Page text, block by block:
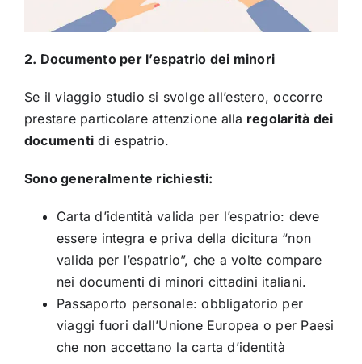
2. Documento per l’espatrio dei minori
Se il viaggio studio si svolge all’estero, occorre
prestare particolare attenzione alla regolarità dei
documenti di espatrio.
Sono generalmente richiesti:
Carta d’identità valida per l’espatrio: deve
essere integra e priva della dicitura “non
valida per l’espatrio”, che a volte compare
nei documenti di minori cittadini italiani.
Passaporto personale: obbligatorio per
viaggi fuori dall’Unione Europea o per Paesi
che non accettano la carta d’identità